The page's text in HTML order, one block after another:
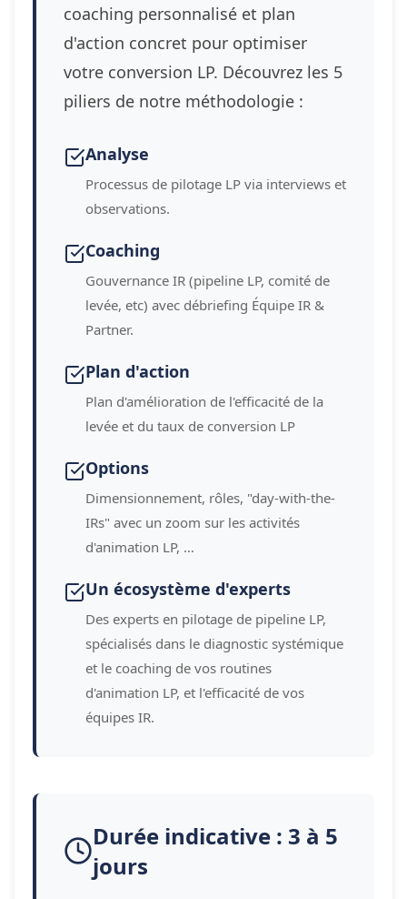
coaching personnalisé et plan
d'action concret pour optimiser
votre conversion LP. Découvrez les 5
piliers de notre méthodologie :
Analyse
Processus de pilotage LP via interviews et
observations.
Coaching
Gouvernance IR (pipeline LP, comité de
levée, etc) avec débriefing Équipe IR &
Partner.
Plan d'action
Plan d'amélioration de l'efficacité de la
levée et du taux de conversion LP
Options
Dimensionnement, rôles, "day-with-the-
IRs" avec un zoom sur les activités
d'animation LP, …
Un écosystème d'experts
Des experts en pilotage de pipeline LP,
spécialisés dans le diagnostic systémique
et le coaching de vos routines
d'animation LP, et l'efficacité de vos
équipes IR.
Durée indicative : 3 à 5
jours